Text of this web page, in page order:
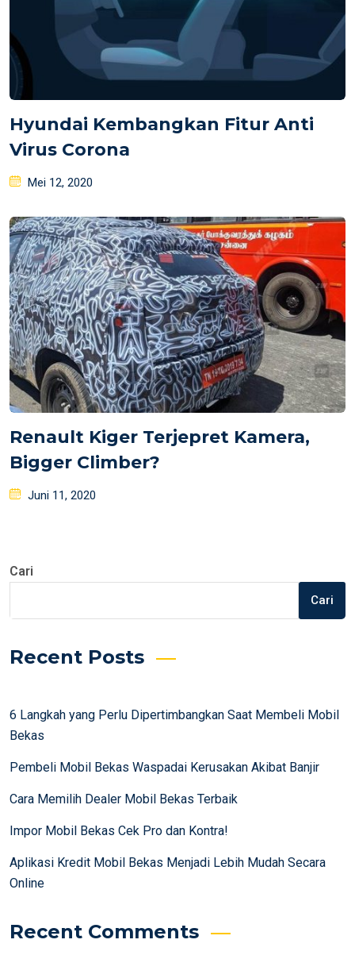
Hyundai Kembangkan Fitur Anti
Virus Corona
Posted
Mei 12, 2020
Renault Kiger Terjepret Kamera,
Bigger Climber?
Posted
Juni 11, 2020
Cari
Cari
Recent Posts
6 Langkah yang Perlu Dipertimbangkan Saat Membeli Mobil
Bekas
Pembeli Mobil Bekas Waspadai Kerusakan Akibat Banjir
Cara Memilih Dealer Mobil Bekas Terbaik
Impor Mobil Bekas Cek Pro dan Kontra!
Aplikasi Kredit Mobil Bekas Menjadi Lebih Mudah Secara
Online
Recent Comments